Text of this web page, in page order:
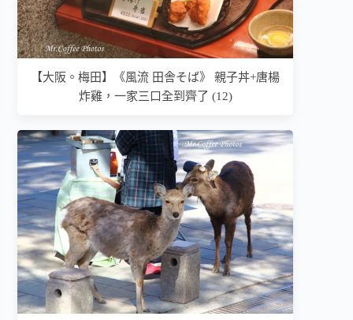
【大阪。梅田】《風流 田舎そば》 親子丼+唐楊
炸雞，一家三口全到齊了 (12)